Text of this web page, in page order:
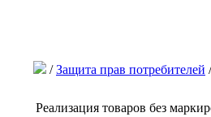
/Защита прав потребителей
Реализация товаров без